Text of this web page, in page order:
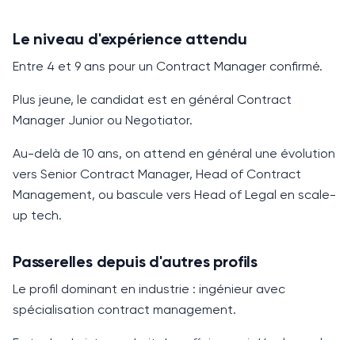
Le niveau d'expérience attendu
Entre 4 et 9 ans pour un Contract Manager confirmé.
Plus jeune, le candidat est en général Contract
Manager Junior ou Negotiator.
Au-delà de 10 ans, on attend en général une évolution
vers Senior Contract Manager, Head of Contract
Management, ou bascule vers Head of Legal en scale-
up tech.
Passerelles depuis d'autres profils
Le profil dominant en industrie : ingénieur avec
spécialisation contract management.